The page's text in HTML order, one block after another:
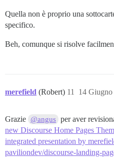
Quella non è proprio una
specifico.
Beh, comunque si risolve
merefield (Robert) 14
11
Grazie @angus per aver
new Discourse Home Pages
integrated presentation by
paviliondev/discourse-landing-